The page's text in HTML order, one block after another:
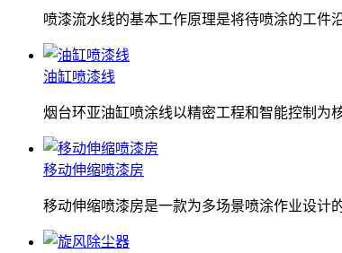
喷漆流水线的基本工作原理是将待喷涂的工件
油缸喷漆线
烟台环亚油缸喷涂线以精密工程和智能控制为
移动伸缩喷漆房
移动伸缩喷漆房是一款为多场景喷涂作业设计